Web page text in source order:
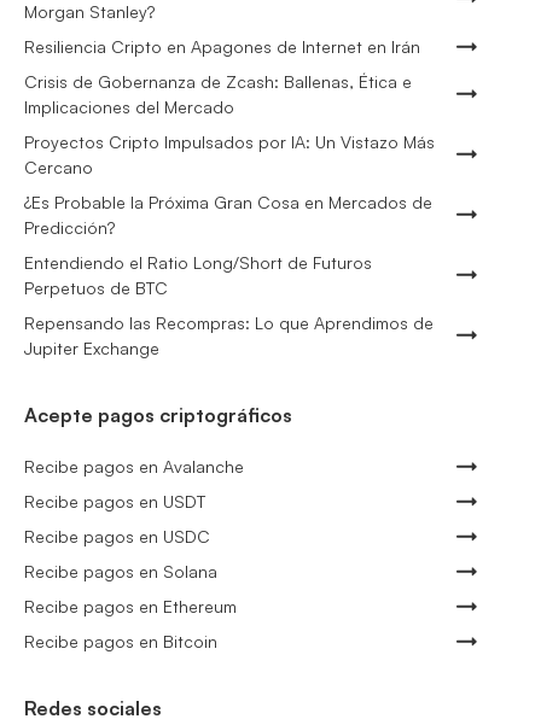
Morgan Stanley?
Resiliencia Cripto en Apagones de Internet en Irán
Crisis de Gobernanza de Zcash: Ballenas, Ética e
Implicaciones del Mercado
Proyectos Cripto Impulsados por IA: Un Vistazo Más
Cercano
¿Es Probable la Próxima Gran Cosa en Mercados de
Predicción?
Entendiendo el Ratio Long/Short de Futuros
Perpetuos de BTC
Repensando las Recompras: Lo que Aprendimos de
Jupiter Exchange
Acepte pagos criptográficos
Recibe pagos en Avalanche
Recibe pagos en USDT
Recibe pagos en USDC
Recibe pagos en Solana
Recibe pagos en Ethereum
Recibe pagos en Bitcoin
Redes sociales